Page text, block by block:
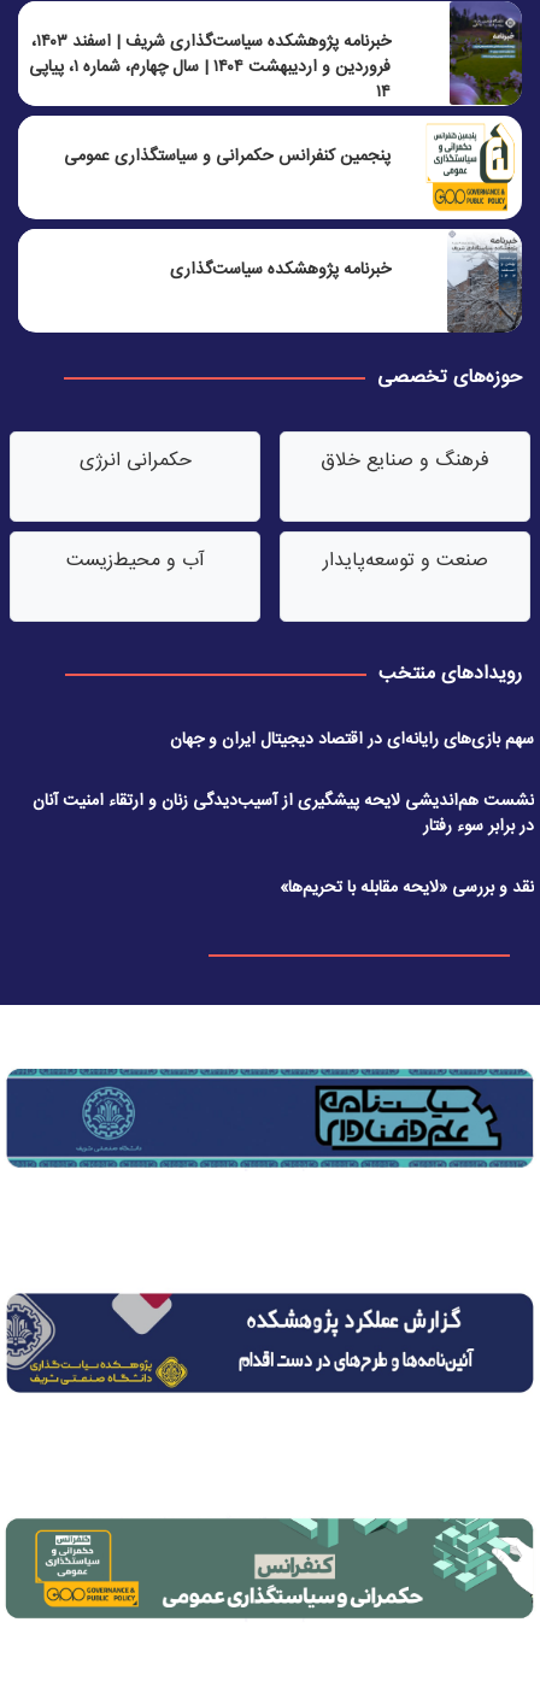
خبرنامه پژوهشکده سیاست‌گذاری شریف | اسفند ۱۴۰۳،
فروردین و اردیبهشت ۱۴۰۴ | سال چهارم، شماره ۱، پیاپی
۱۴
پنجمين كنفرانس حكمرانی و سياستگذاری عمومی
خبرنامه پژوهشکده سیاست‌گذاری
حوزه‌های تخصصی
فرهنگ و صنایع خلاق حکمرانی انرژی
صنعت‌ و توسعه‌پایدار آب‌ و محیط‌زیست
رویدادهای منتخب
سهم بازی‌های رایانه‌ای در اقتصاد دیجیتال ایران و جهان
نشست هم‌اندیشی لایحه پیشگیری از آسیب‌دیدگی زنان و ارتقاء امنیت آنان
در برابر سوء رفتار
نقد و بررسی «لایحه مقابله با تحریم‌ها»